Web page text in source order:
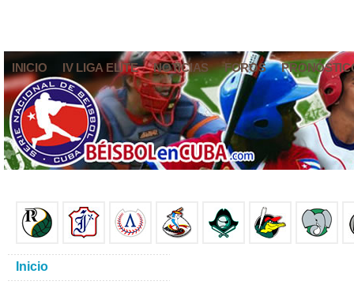
INICIO IV LIGA ELITE NOTICIAS FOROS
Inicio